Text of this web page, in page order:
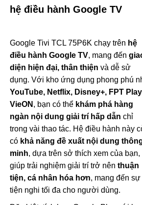
hệ điều hành Google TV
Google Tivi TCL 75P6K chạy trên hệ
điều hành Google TV, mang đến
diện hiện đại, thân thiện và dễ sử
dụng. Với kho ứng dụng phong phú
YouTube, Netflix, Disney+, FPT
VieON , bạn có thể khám phá hàng
ngàn nội dung giải trí hấp dẫn chỉ
trong vài thao tác. Hệ điều hành này
có khả năng đề xuất nội dung
minh, dựa trên sở thích xem của bạn,
giúp trải nghiệm giải trí trở nên thuận
tiện, cá nhân hóa hơn, mang đến sự
tiện nghi tối đa cho người dùng.